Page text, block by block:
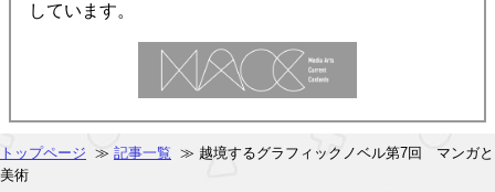
しています。
トップページ ≫ 記事一覧 ≫ 越境するグラフィックノベル第7回 マンガと
美術